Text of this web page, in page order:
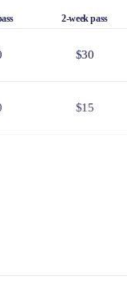
2-week pass
$30
$15